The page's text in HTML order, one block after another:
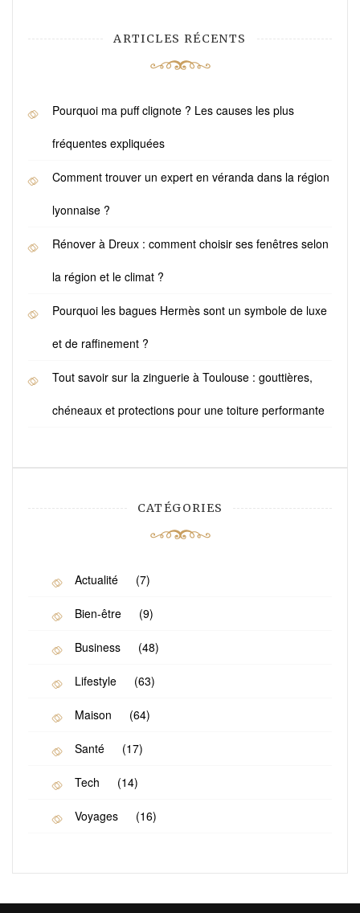
ARTICLES RÉCENTS
Pourquoi ma puff clignote ? Les causes les plus
fréquentes expliquées
Comment trouver un expert en véranda dans la région
lyonnaise ?
Rénover à Dreux : comment choisir ses fenêtres selon
la région et le climat ?
Pourquoi les bagues Hermès sont un symbole de luxe
et de raffinement ?
Tout savoir sur la zinguerie à Toulouse : gouttières,
chéneaux et protections pour une toiture performante
CATÉGORIES
Actualité (7)
Bien-être (9)
Business (48)
Lifestyle (63)
Maison (64)
Santé (17)
Tech (14)
Voyages (16)